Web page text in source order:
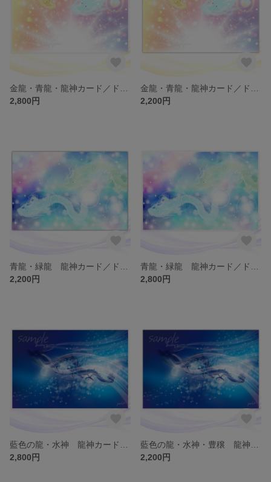
2,800円
2,200円
2,200円
2,800円
2,800円
2,200円